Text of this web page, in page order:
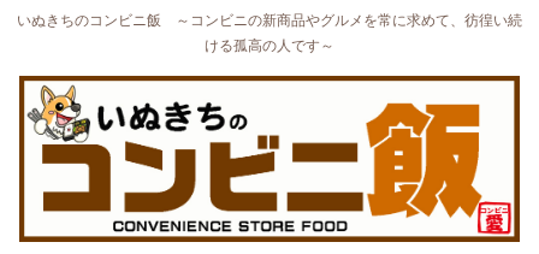
いぬきちのコンビニ飯 ～コンビニの新商品やグルメを常に求めて、彷徨い続
ける孤高の人です～